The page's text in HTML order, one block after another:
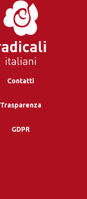
Contatti
Trasparenza
GDPR